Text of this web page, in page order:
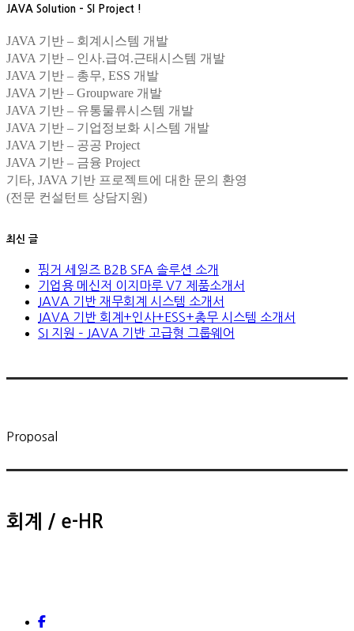
JAVA Solution – SI Project !
JAVA 기반 – 회계시스템 개발
JAVA 기반 – 인사.급여.근태시스템 개발
JAVA 기반 – 총무, ESS 개발
JAVA 기반 – Groupware 개발
JAVA 기반 – 유통물류시스템 개발
JAVA 기반 – 기업정보화 시스템 개발
JAVA 기반 – 공공 Project
JAVA 기반 – 금융 Project
기타, JAVA 기반 프로젝트에 대한 문의 환영
(전문 컨설턴트 상담지원)
최신 글
핑거 세일즈 B2B SFA 솔루션 소개
기업용 메신저 이지마루 V7 제품소개서
JAVA 기반 재무회계 시스템 소개서
JAVA 기반 회계+인사+ESS+총무 시스템 소개서
SI 지원 – JAVA 기반 고급형 그룹웨어
Proposal
회계 / e-HR